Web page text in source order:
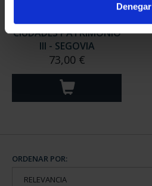
Denegar
CIUDADES PATRIMONIO
III - SEGOVIA
73,00 €
ORDENAR POR: